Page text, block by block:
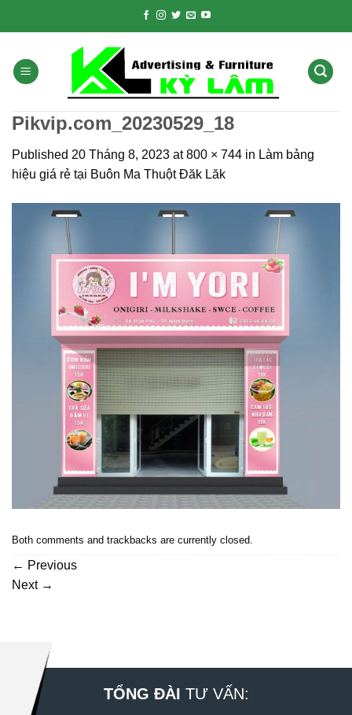
Pikvip.com_20230529_18
Published 20 Tháng 8, 2023 at800 × 744 in Làm bảng
hiệu giá rẻ tại Buôn Ma Thuột Đăk Lăk
Both comments and trackbacks are currently closed.
← Previous
Next →
TỔNG ĐÀI TƯ VẤN: